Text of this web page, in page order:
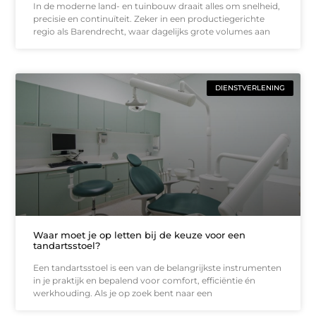
In de moderne land- en tuinbouw draait alles om snelheid,
precisie en continuïteit. Zeker in een productiegerichte
regio als Barendrecht, waar dagelijks grote volumes aan
DIENSTVERLENING
Waar moet je op letten bij de keuze voor een
tandartsstoel?
Een tandartsstoel is een van de belangrijkste instrumenten
in je praktijk en bepalend voor comfort, efficiëntie én
werkhouding. Als je op zoek bent naar een